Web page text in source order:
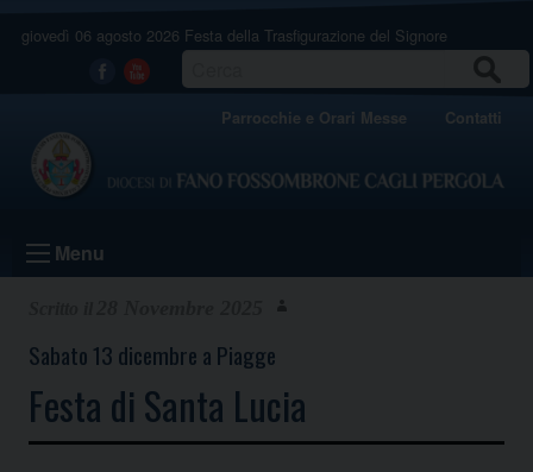
giovedì 06 agosto 2026 Festa della Trasfigurazione del Signore
Facebook
Youtube
Parrocchie e Orari Messe Contatti
Menu
Sabato 13 dicembre a Piagge
Festa di Santa Lucia